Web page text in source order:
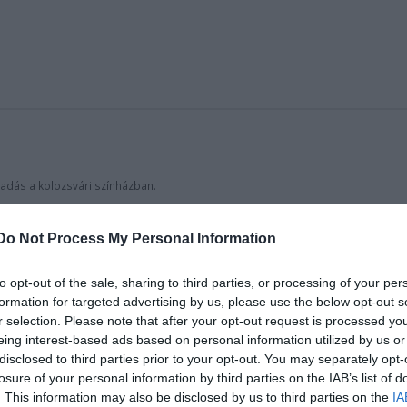
Not Process My Personal Information
opt-out of the sale, sharing to third parties, or processing of your
for targeted advertising by us, please use the below opt-out
selection. Please note that after your opt-out request is processed
interest-based ads based on personal information utilized by us
to third parties prior to your opt-out. You may separately
of your personal information by third parties on the IAB’s list of
This information may also be disclosed by us to third parties on the
a kolozsvári színházban.
az érdeklődők.
a fausti szerződés átírása mai
A tehetséges, ám szegénySerena, nagy árat
Életútja során, mely bármelyikünké
bódító örömét, majd az illúziók világának
a látvány mellett az élő zene, melyet a népszerű